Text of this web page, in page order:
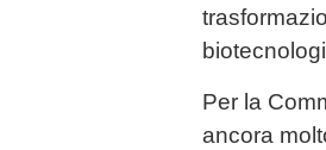
Per la
ancora